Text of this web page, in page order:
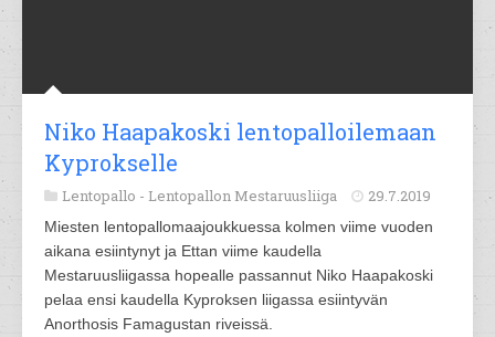
Niko Haapakoski lentopalloilemaan
Kyprokselle
Lentopallo - Lentopallon Mestaruusliiga 29.7.2019
Miesten lentopallomaajoukkuessa kolmen viime vuoden
aikana esiintynyt ja Ettan viime kaudella
Mestaruusliigassa hopealle passannut Niko Haapakoski
pelaa ensi kaudella Kyproksen liigassa esiintyvän
Anorthosis Famagustan riveissä.